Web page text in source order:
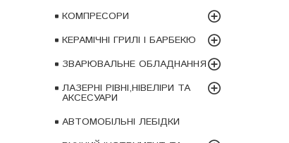
КОМПРЕСОРИ
КЕРАМІЧНІ ГРИЛІ І БАРБЕКЮ
ЗВАРЮВАЛЬНЕ ОБЛАДНАННЯ
ЛАЗЕРНІ РІВНІ,НІВЕЛІРИ ТА
АКСЕСУАРИ
АВТОМОБІЛЬНІ ЛЕБІДКИ